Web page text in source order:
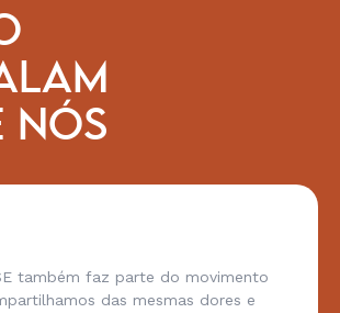
NÓS
também faz parte do movimento
das mesmas dores e